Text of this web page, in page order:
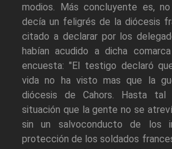
modios. Más concluyente es,
decía un feligrés de la diócesis
citado a declarar por los
habían acudido a dicha
encuesta: "El testigo declaró
vida no ha visto mas que la
diócesis de Cahors. Hasta
situación que la gente no se
sin un salvoconducto de los
protección de los soldados